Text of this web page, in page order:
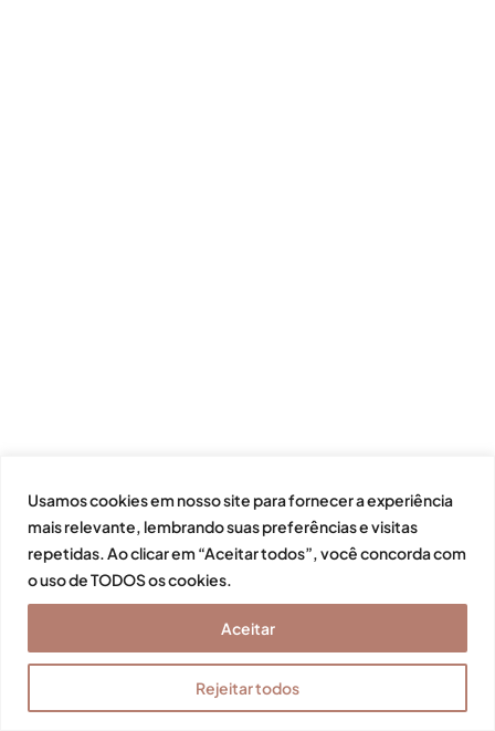
Usamos cookies em nosso site para fornecer a experiência
mais relevante, lembrando suas preferências e visitas
repetidas. Ao clicar em “Aceitar todos”, você concorda com
o uso de TODOS os cookies.
Rejeitar todos
Aceitar